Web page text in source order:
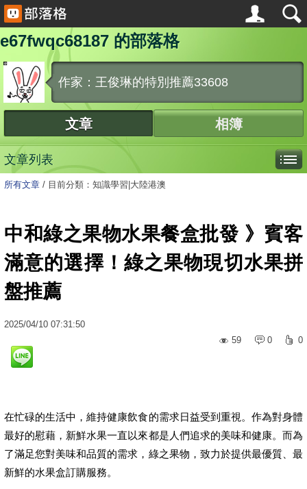
e67fwqc68187 的部落格
作家：王俊琳的特別推薦33608
文章 相簿
文章列表
所有文章 / 目前分類：知識學習|大陸港澳
中和綠之果物水果餐盒批發 》賓客
滿意的選擇！綠之果物現切水果拼
盤推薦
2025/04/10 07:31:50
59
0 0
在忙碌的生活中，維持健康飲食的需求日益受到重視。作為對身體
最好的慰藉，新鮮水果一直以來都是人們追求的美味和健康。而為
了滿足您對美味和品質的需求，綠之果物，致力於提供最優質、最
新鮮的水果盒訂購服務。